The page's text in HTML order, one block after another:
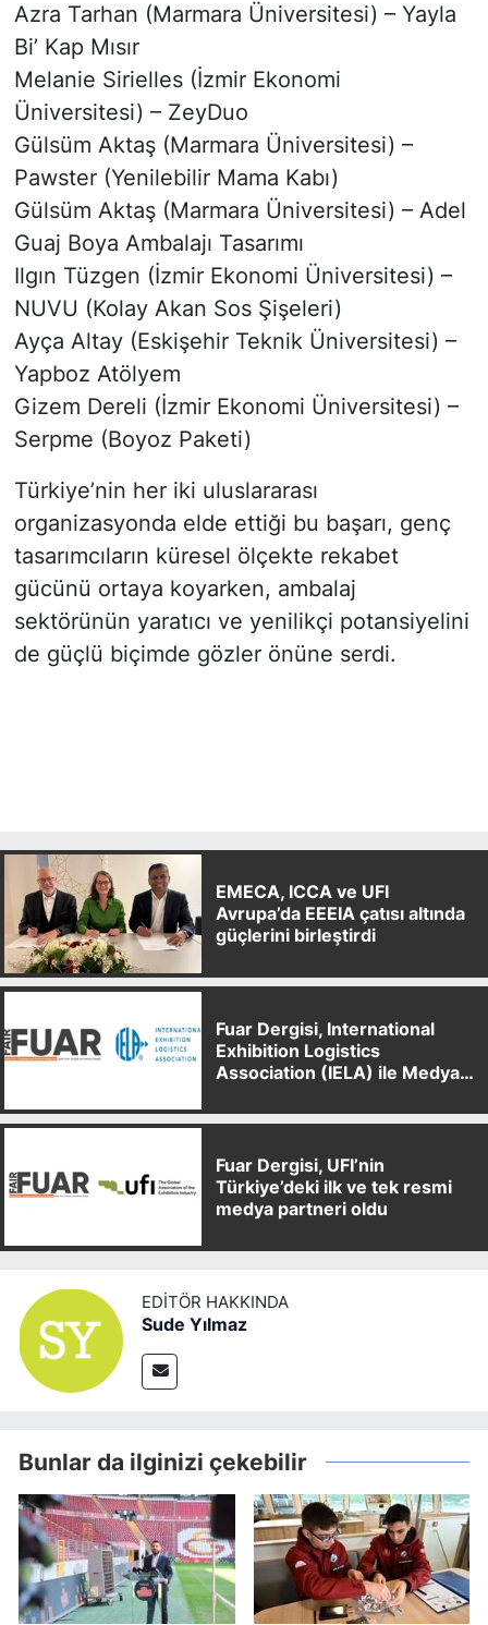
Azra Tarhan (Marmara Üniversitesi) – Yayla
Bi’ Kap Mısır
Melanie Sirielles (İzmir Ekonomi
Üniversitesi) – ZeyDuo
Gülsüm Aktaş (Marmara Üniversitesi) –
Pawster (Yenilebilir Mama Kabı)
Gülsüm Aktaş (Marmara Üniversitesi) – Adel
Guaj Boya Ambalajı Tasarımı
Ilgın Tüzgen (İzmir Ekonomi Üniversitesi) –
NUVU (Kolay Akan Sos Şişeleri)
Ayça Altay (Eskişehir Teknik Üniversitesi) –
Yapboz Atölyem
Gizem Dereli (İzmir Ekonomi Üniversitesi) –
Serpme (Boyoz Paketi)
Türkiye’nin her iki uluslararası
organizasyonda elde ettiği bu başarı, genç
tasarımcıların küresel ölçekte rekabet
gücünü ortaya koyarken, ambalaj
sektörünün yaratıcı ve yenilikçi potansiyelini
de güçlü biçimde gözler önüne serdi.
EMECA, ICCA ve UFI
Avrupa’da EEEIA çatısı altında
güçlerini birleştirdi
Fuar Dergisi, International
Exhibition Logistics
Association (IELA) ile Medya
Fuar Dergisi, UFI’nin
Türkiye’deki ilk ve tek resmi
medya partneri oldu
EDITÖR HAKKINDA
Sude Yılmaz
Bunlar da ilginizi çekebilir